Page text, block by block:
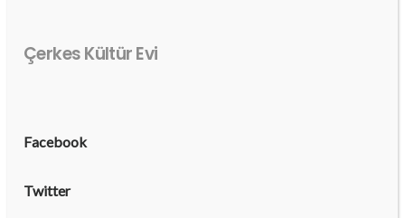
Çerkes Kültür Evi
Facebook
Twitter